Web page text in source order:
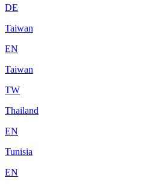
DE
Taiwan
EN
Taiwan
TW
Thailand
EN
Tunisia
EN